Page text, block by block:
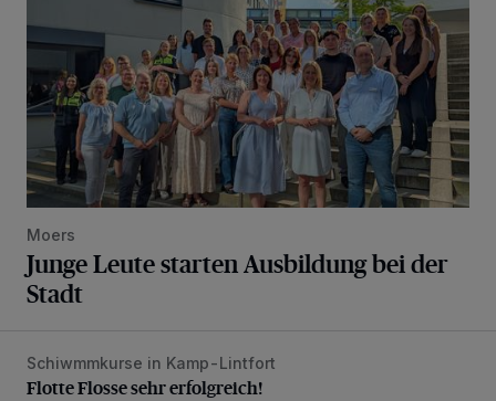
Moers
Junge Leute starten Ausbildung bei der
Stadt
Flotte Flosse sehr erfolgreich!
Schiwmmkurse in Kamp-Lintfort
Flotte Flosse sehr erfolgreich!